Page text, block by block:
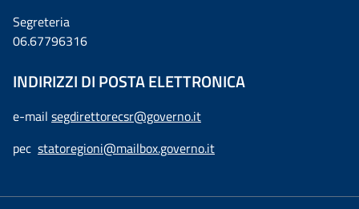
Segreteria
06.67796316
INDIRIZZI DI POSTA ELETTRONICA
e-mail segdirettorecsr@governo.it
pec statoregioni@mailbox.governo.it